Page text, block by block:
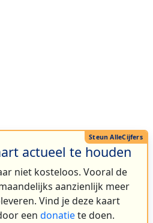
actueel te houden
niet kosteloos. Vooral de
aanzienlijk meer
Vind je deze kaart
een donatiete doen.